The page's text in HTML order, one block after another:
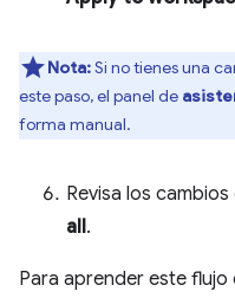
Nota:Si no tienes una
este paso, el panel de
forma manual.
Revisa los cambios
all.
Para aprender este